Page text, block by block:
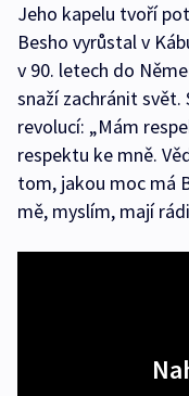
Jeho kapelu tvoří
Besho vyrůstal v
v 90. letech do
snaží zachránit svět.
revolucí: „Mám
respektu ke mně.
tom, jakou moc má
mě, myslím, mají